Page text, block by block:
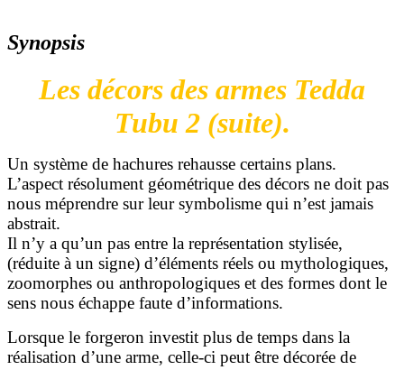
Synopsis
Les décors des armes Tedda
Tubu 2 (suite).
Un système de hachures rehausse certains plans.
L’aspect résolument géométrique des décors ne doit pas
nous méprendre sur leur symbolisme qui n’est jamais
abstrait.
Il n’y a qu’un pas entre la représentation stylisée,
(réduite à un signe) d’éléments réels ou mythologiques,
zoomorphes ou anthropologiques et des formes dont le
sens nous échappe faute d’informations.
Lorsque le forgeron investit plus de temps dans la
réalisation d’une arme, celle-ci peut être décorée de